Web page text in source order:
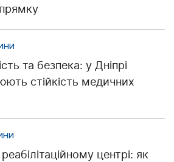
та безпека: у Дніпрі
стійкість медичних
центрі: як